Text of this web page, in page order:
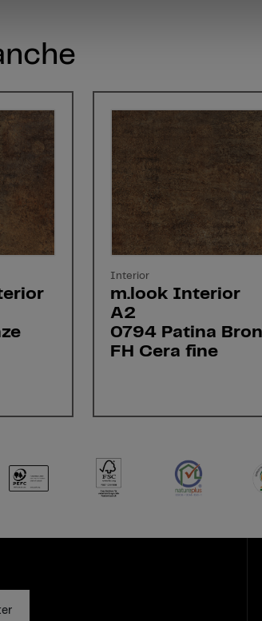
Interior
m.look Interior
A2
0794 Patina
FH Cera fine